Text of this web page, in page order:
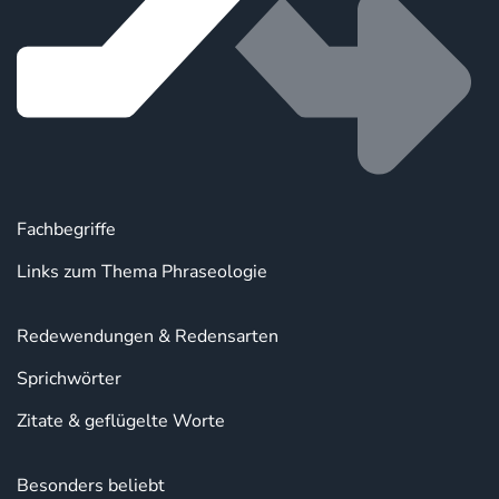
Fachbegriffe
Links zum Thema Phraseologie
Redewendungen & Redensarten
Sprichwörter
Zitate & geflügelte Worte
Besonders beliebt